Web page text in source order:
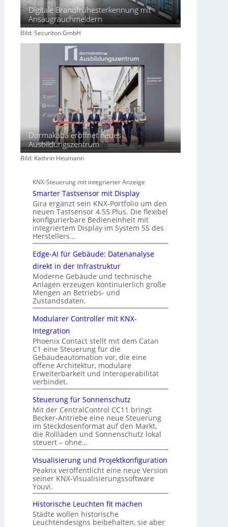
s
c
h
t
Digitale Brandfrühesterkennung mit
Ansaugrauchmeldern
Bild: Securiton GmbH
Dormakaba eröffnet neues
Ausbildungszentrum
Bild: Kathrin Heumann
KNX-Steuerung mit integrierter Anzeige
Smarter Tastsensor mit Display
Gira ergänzt sein KNX-Portfolio um den
neuen Tastsensor 4.55 Plus. Die flexibel
konfigurierbare Bedieneinheit mit
integriertem Display im System 55 des
Herstellers…
Edge-AI für Gebäude: Datenanalyse
direkt in der Infrastruktur
Moderne Gebäude und technische
Anlagen erzeugen kontinuierlich große
Mengen an Betriebs- und
Zustandsdaten.
Modularer Controller mit KNX-
Integration
Phoenix Contact stellt mit dem Catan
C1 eine Steuerung für die
Gebäudeautomation vor, die eine
offene Architektur, modulare
Erweiterbarkeit und Interoperabilität
verbindet.
Steuerung für Sonnenschutz
Mit der CentralControl CC11 bringt
Becker-Antriebe eine neue Steuerung
im Steckdosenformat auf den Markt,
die Rollläden und Sonnenschutz lokal
steuert – ohne…
Visualisierung und Projektkonfiguration
Peaknx veröffentlicht eine neue Version
seiner KNX-Visualisierungssoftware
Youvi.
Historische Leuchten fit machen
Städte wollen historische
Leuchtendesigns beibehalten, sie aber